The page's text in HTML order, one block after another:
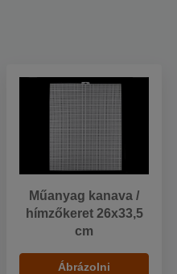
Műanyag kanava /
hímzőkeret 26x33,5
cm
Ábrázolni